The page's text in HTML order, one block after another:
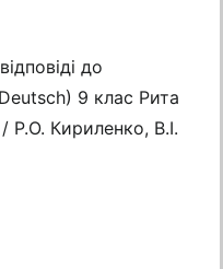
до
9 клас Рита
Р.О. Кириленко, В.І.